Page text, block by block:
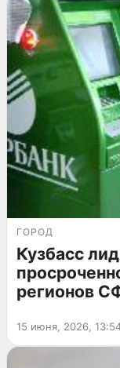
ГОРОД
Кузбасс
регионов
15 июня, 2026,